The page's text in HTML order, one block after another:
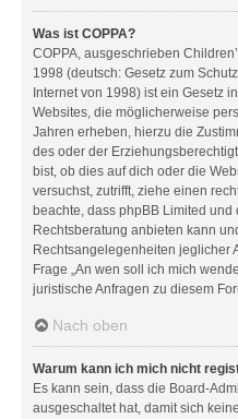
Was ist COPPA?
COPPA, ausgeschrieben
1998 (deutsch: Gesetz zum
Internet von 1998) ist ein Gesetz
Websites, die möglicherweise
Jahren erheben, hierzu die
des oder der
bist, ob dies auf dich oder die
versuchst, zutrifft, ziehe einen
beachte, dass phpBB Limited
Rechtsberatung anbieten kann
Rechtsangelegenheiten jeglicher
Frage „An wen soll ich mich
juristische Anfragen zu diesem
Nach oben
Warum kann ich mich nicht
Es kann sein, dass die Board-
ausgeschaltet hat, damit sich